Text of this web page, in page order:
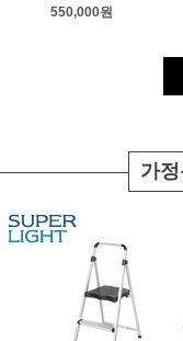
550,000원
가